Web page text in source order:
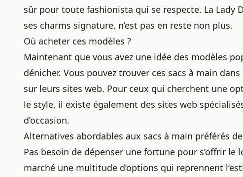
sûr pour toute fashionista qui se respecte. La Lady
ses charms signature, n’est pas en reste non plus.
Où acheter ces modèles ?
Maintenant que vous avez une idée des modèles
dénicher. Vous pouvez trouver ces sacs à main
sur leurs sites web. Pour ceux qui cherchent une
le style, il existe également des sites web
d’occasion.
Alternatives abordables aux sacs à main préférés
Pas besoin de dépenser une fortune pour s’offrir
marché une multitude d’options qui reprennent